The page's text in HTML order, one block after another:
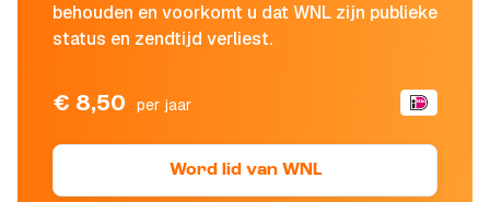
behouden en voorkomt u dat WNL zijn publieke
status en zendtijd verliest.
€ 8,50 per jaar
Word lid van WNL